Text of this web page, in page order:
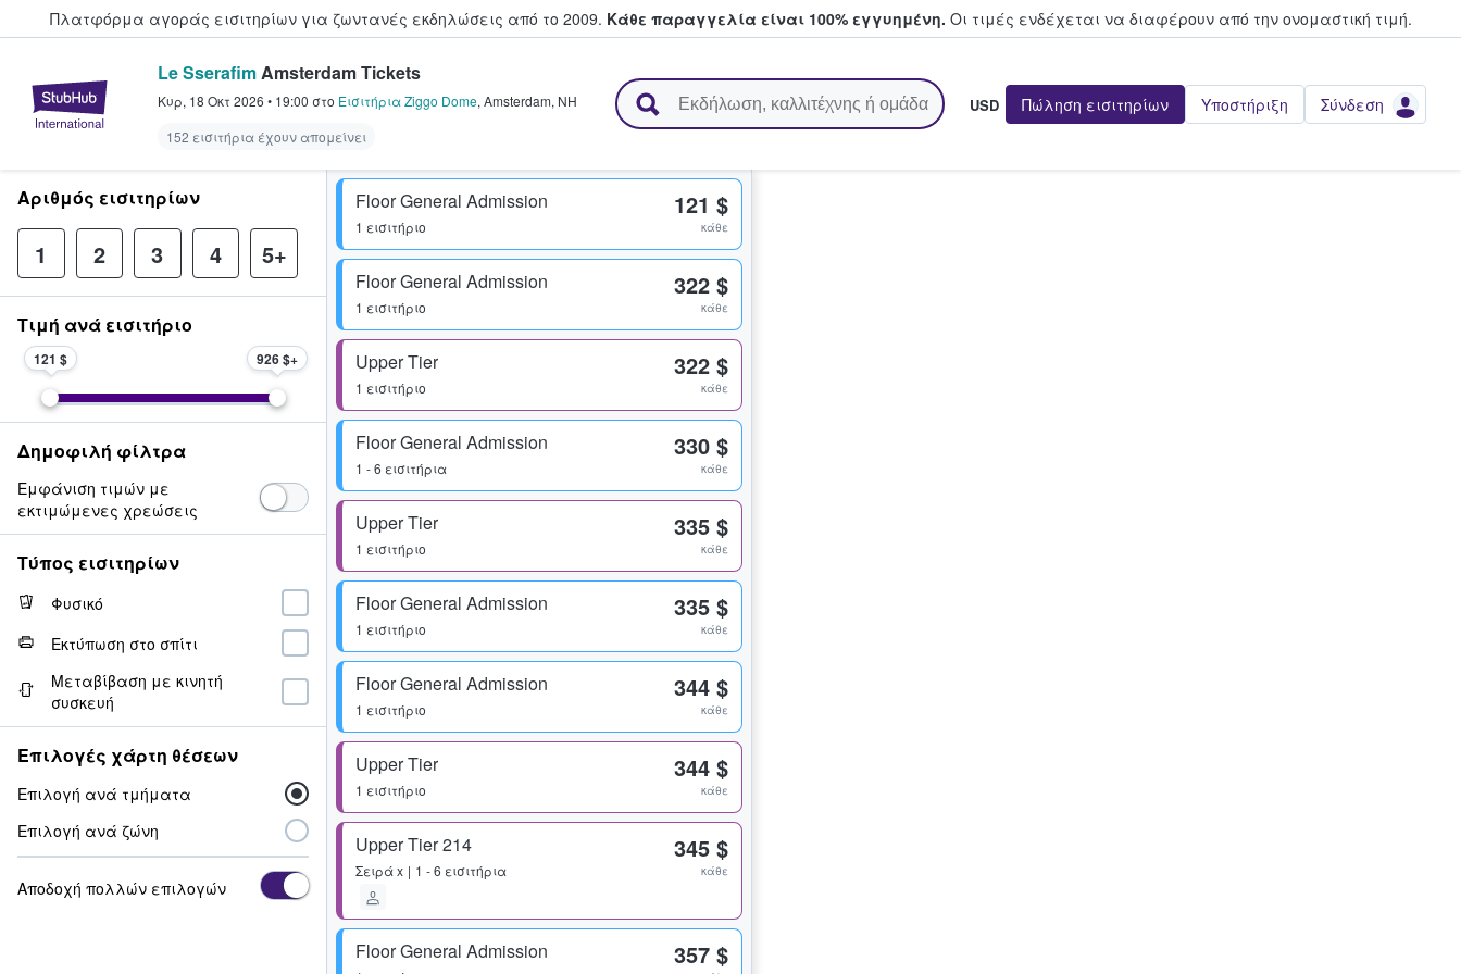
Πλατφόρμα αγοράς εισιτηρίων για ζωντανές εκδηλώσεις από το 2009. Κάθε παραγγελία είναι 100% εγγυημένη. Οι τιμές ενδέχεται να διαφέρουν από την oνομαστική τιμή.
StubHub - Όπου οι φαν αγοράζουν και πουλούν εισιτήρια
Le SserafimAmsterdam Tickets
Κυρ, 18 Οκτ 2026 • 19:00 στο Εισιτήρια Ziggo Dome, Amsterdam, NH
152 εισιτήρια έχουν απομείνει
USD Πώληση εισιτηρίων Υποστήριξη Σύνδεση
Floor General Admission
1 εισιτήριο
121 $
κάθε
Floor General Admission
1 εισιτήριο
322 $
κάθε
Upper Tier
1 εισιτήριο
322 $
κάθε
Floor General Admission
1 - 6 εισιτήρια
330 $
κάθε
Upper Tier
1 εισιτήριο
335 $
κάθε
Floor General Admission
1 εισιτήριο
335 $
κάθε
Floor General Admission
1 εισιτήριο
344 $
κάθε
Upper Tier
1 εισιτήριο
344 $
κάθε
Upper Tier 214
Σειράx 1 - 6 εισιτήρια
345 $
κάθε
Floor General Admission 357 $
Αριθμός εισιτηρίων
1 2 3 4 5+
Τιμή ανά εισιτήριο
121 $ 926 $
Δημοφιλή φίλτρα
Εμφάνιση τιμών με
εκτιμώμενες χρεώσεις
Τύπος εισιτηρίων
Φυσικό
Εκτύπωση στο σπίτι
Μεταβίβαση με κινητή
συσκευή
Επιλογές χάρτη θέσεων
Επιλογή ανά τμήματα
Επιλογή ανά ζώνη
Αποδοχή πολλών επιλογών